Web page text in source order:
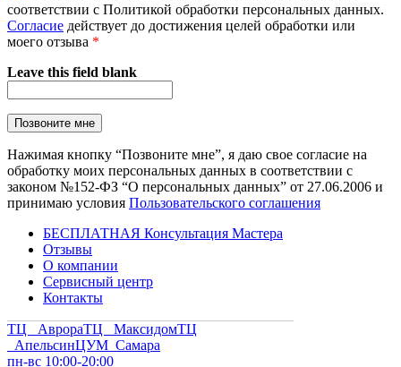
соответствии с Политикой обработки персональных данных.
Согласие действует до достижения целей обработки или
моего отзыва *
Leave this field blank
Нажимая кнопку “Позвоните мне”, я даю свое согласие на
обработку моих персональных данных в соответствии с
законом №152-ФЗ “О персональных данных” от 27.06.2006 и
принимаю условия Пользовательского соглашения
БЕСПЛАТНАЯ Консультация Мастера
Отзывы
О компании
Сервисный центр
Контакты
ТЦ АврораТЦ МаксидомТЦ
АпельсинЦУМ Самара
пн-вс 10:00-20:00